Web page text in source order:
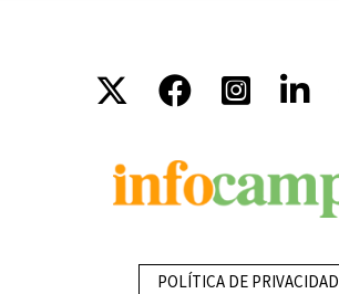
POLÍTICA DE PRIVACIDAD